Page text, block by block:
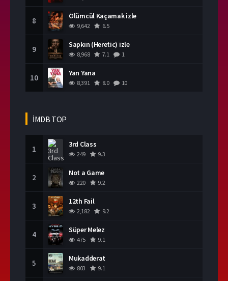
8 Ölümcül Kaçamak izle
9,642 6.5
9 Sapkın (Heretic) izle
8,968 7.1 1
10 Yan Yana
8,391 8.0 10
İMDB TOP
1 3rd Class
249 9.3
2 Not a Game
220 9.2
3 12th Fail
2,182 9.2
4 Süper Melez
475 9.1
5 Mukadderat
803 9.1